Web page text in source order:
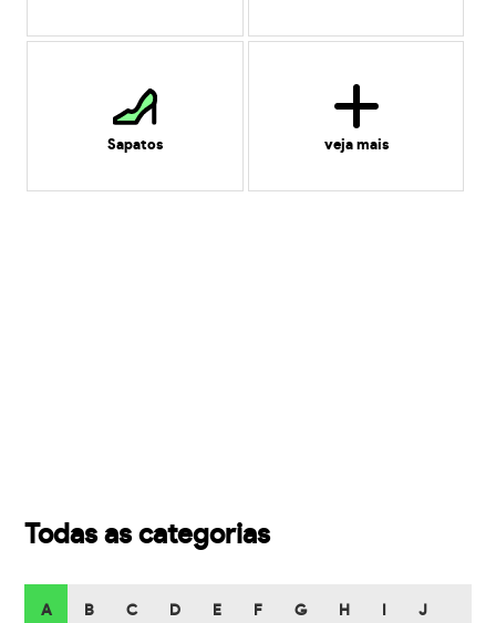
Sapatos veja mais
Todas as categorias
A B C D E F G H J